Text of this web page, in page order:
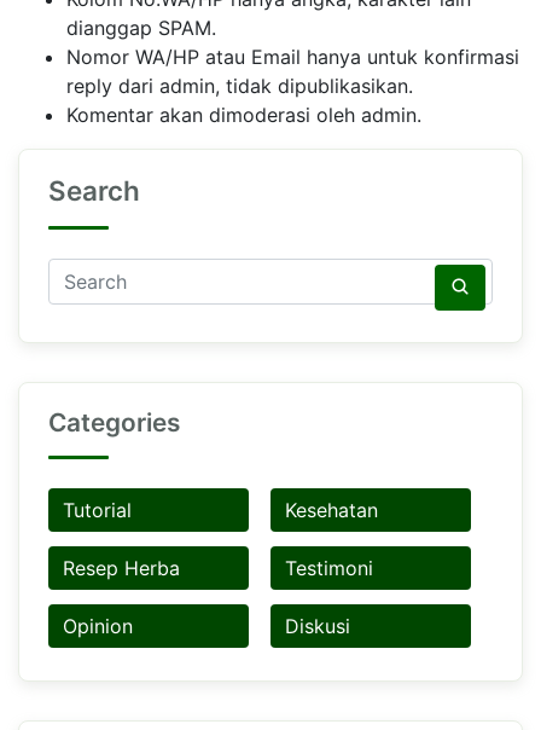
dianggap SPAM.
Nomor WA/HP atau Email hanya untuk konfirmasi
reply dari admin, tidak dipublikasikan.
Komentar akan dimoderasi oleh admin.
Search
Categories
Tutorial Kesehatan
Resep Herba Testimoni
Opinion Diskusi